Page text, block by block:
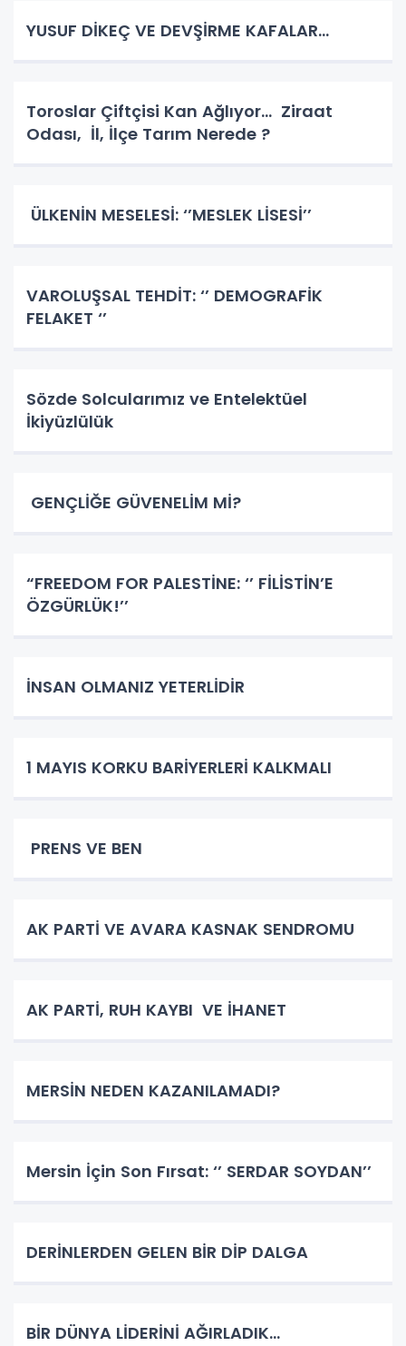
YUSUF DİKEÇ VE DEVŞİRME KAFALAR…
Toroslar Çiftçisi Kan Ağlıyor… Ziraat
Odası, İl, İlçe Tarım Nerede ?
ÜLKENİN MESELESİ: ‘’MESLEK LİSESİ’’
VAROLUŞSAL TEHDİT: ‘’ DEMOGRAFİK
FELAKET ‘’
Sözde Solcularımız ve Entelektüel
İkiyüzlülük
GENÇLİĞE GÜVENELİM Mİ?
​​​​​​​“FREEDOM FOR PALESTİNE: ‘’ FİLİSTİN’E
ÖZGÜRLÜK!’’
İNSAN OLMANIZ YETERLİDİR
1 MAYIS KORKU BARİYERLERİ KALKMALI
PRENS VE BEN
AK PARTİ VE AVARA KASNAK SENDROMU
AK PARTİ, RUH KAYBI VE İHANET
MERSİN NEDEN KAZANILAMADI?
Mersin İçin Son Fırsat: ‘’ SERDAR SOYDAN’’
DERİNLERDEN GELEN BİR DİP DALGA
BİR DÜNYA LİDERİNİ AĞIRLADIK…